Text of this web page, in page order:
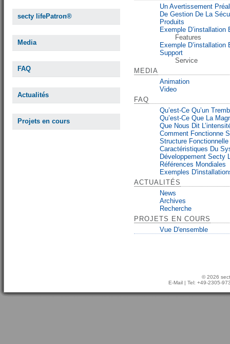
secty lifePatron®
Media
FAQ
Actualités
Projets en cours
Un Avertissement
De Gestion De La
Produits
Exemple
Features
Exemple
Support
Service
MEDIA
Animation
Video
FAQ
Qu’est-Ce Qu’un
Qu’est-Ce Que La
Que Nous Dit
Comment Fonctionne
Structure
Caractéristiques Du
Développement Secty
Références Mondiales
Exemples
ACTUALITÉS
News
Archives
Recherche
PROJETS EN COURS
Vue D'ensemble
© 2026
E-Mail | Tel: +49-2305-